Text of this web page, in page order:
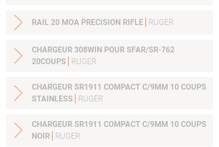
RAIL 20 MOA PRECISION RIFLE RUGER
CHARGEUR 308WIN POUR SFAR/SR-762
20COUPS
RUGER
CHARGEUR SR1911 COMPACT C/9MM 10 COUPS
STAINLESS
RUGER
CHARGEUR SR1911 COMPACT C/9MM 10 COUPS
NOIR
RUGER